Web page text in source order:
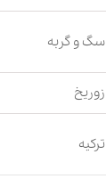
سگ و گربه
زوریخ
ترکیه